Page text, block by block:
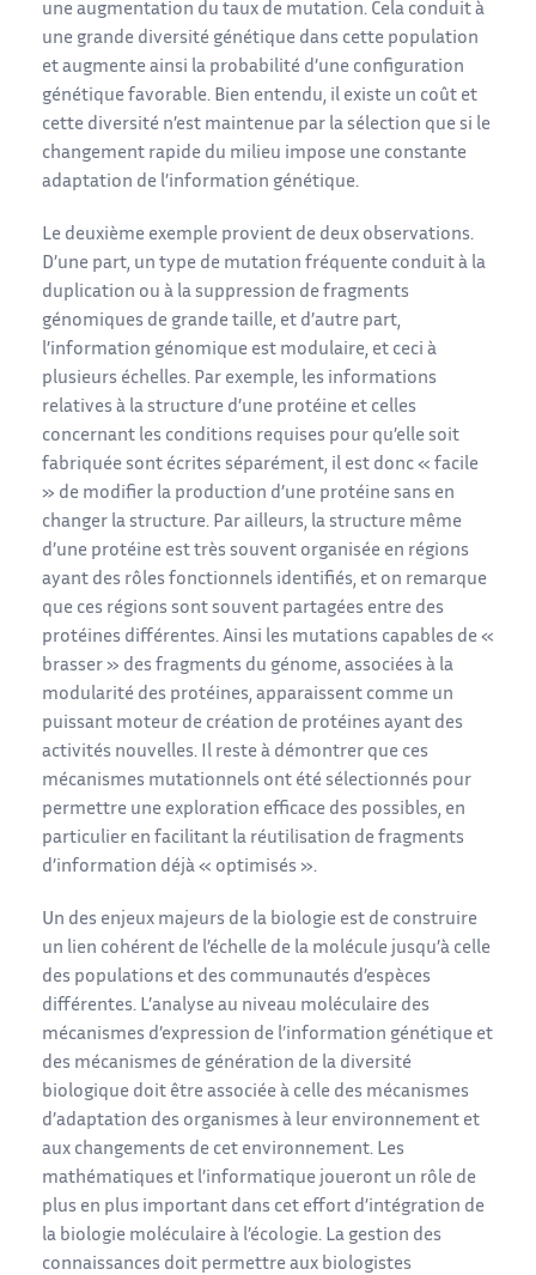
une augmentation du taux de mutation. Cela conduit à
une grande diversité génétique dans cette population
et augmente ainsi la probabilité d’une configuration
génétique favorable. Bien entendu, il existe un coût et
cette diversité n’est maintenue par la sélection que si le
changement rapide du milieu impose une constante
adaptation de l’information génétique.
Le deuxième exemple provient de deux observations.
D’une part, un type de mutation fréquente conduit à la
duplication ou à la suppression de fragments
génomiques de grande taille, et d’autre part,
l’information génomique est modulaire, et ceci à
plusieurs échelles. Par exemple, les informations
relatives à la structure d’une protéine et celles
concernant les conditions requises pour qu’elle soit
fabriquée sont écrites séparément, il est donc « facile
» de modifier la production d’une protéine sans en
changer la structure. Par ailleurs, la structure même
d’une protéine est très souvent organisée en régions
ayant des rôles fonctionnels identifiés, et on remarque
que ces régions sont souvent partagées entre des
protéines différentes. Ainsi les mutations capables de «
brasser » des fragments du génome, associées à la
modularité des protéines, apparaissent comme un
puissant moteur de création de protéines ayant des
activités nouvelles. Il reste à démontrer que ces
mécanismes mutationnels ont été sélectionnés pour
permettre une exploration efficace des possibles, en
particulier en facilitant la réutilisation de fragments
d’information déjà « optimisés ».
Un des enjeux majeurs de la biologie est de construire
un lien cohérent de l’échelle de la molécule jusqu’à celle
des populations et des communautés d’espèces
différentes. L’analyse au niveau moléculaire des
mécanismes d’expression de l’information génétique et
des mécanismes de génération de la diversité
biologique doit être associée à celle des mécanismes
d’adaptation des organismes à leur environnement et
aux changements de cet environnement. Les
mathématiques et l’informatique joueront un rôle de
plus en plus important dans cet effort d’intégration de
la biologie moléculaire à l’écologie. La gestion des
connaissances doit permettre aux biologistes